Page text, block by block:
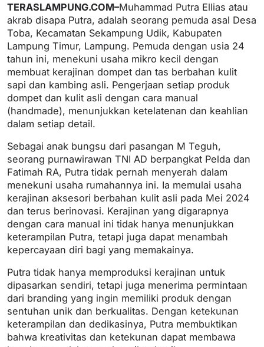
TERASLAMPUNG.COM–Muhammad Putra Ellias atau
akrab disapa Putra, adalah seorang pemuda asal Desa
Toba, Kecamatan Sekampung Udik, Kabupaten
Lampung Timur, Lampung. Pemuda dengan usia 24
tahun ini, menekuni usaha mikro kecil dengan
membuat kerajinan dompet dan tas berbahan kulit
sapi dan kambing asli. Pengerjaan setiap produk
dompet dan kulit asli dengan cara manual
(handmade), menunjukkan ketelatenan dan keahlian
dalam setiap detail.
Sebagai anak bungsu dari pasangan M Teguh,
seorang purnawirawan TNI AD berpangkat Pelda dan
Fatimah RA, Putra tidak pernah menyerah dalam
menekuni usaha rumahannya ini. Ia memulai usaha
kerajinan aksesori berbahan kulit asli pada Mei 2024
dan terus berinovasi. Kerajinan yang digarapnya
dengan cara manual ini tidak hanya menunjukkan
keterampilan Putra, tetapi juga dapat menambah
kepercayaan diri bagi yang memakainya.
Putra tidak hanya memproduksi kerajinan untuk
dipasarkan sendiri, tetapi juga menerima permintaan
dari branding yang ingin memiliki produk dengan
sentuhan unik dan berkualitas. Dengan ketekunan
keterampilan dan dedikasinya, Putra membuktikan
bahwa kreativitas dan ketekunan dapat membawa